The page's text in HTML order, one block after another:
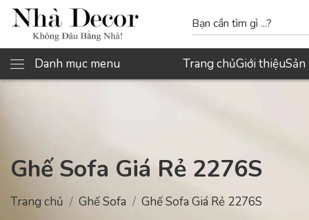
Danh mục menu Trang chủGiới thiệuSản
Ghế Sofa Giá Rẻ 2276S
Trang chủ Ghế Sofa Ghế Sofa Giá Rẻ 2276S